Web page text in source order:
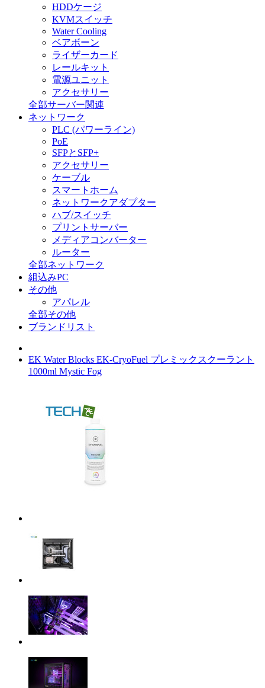
HDDケージ
KVMスイッチ
Water Cooling
ベアボーン
ライザーカード
レールキット
電源ユニット
アクセサリー
全部サーバー関連
ネットワーク
PLC (パワーライン)
PoE
SFPとSFP+
アクセサリー
ケーブル
スマートホーム
ネットワークアダプター
ハブ/スイッチ
プリントサーバー
メディアコンバーター
ルーター
全部ネットワーク
組込みPC
その他
アパレル
全部その他
ブランドリスト
EK Water Blocks EK-CryoFuel プレミックスクーラント
1000ml Mystic Fog